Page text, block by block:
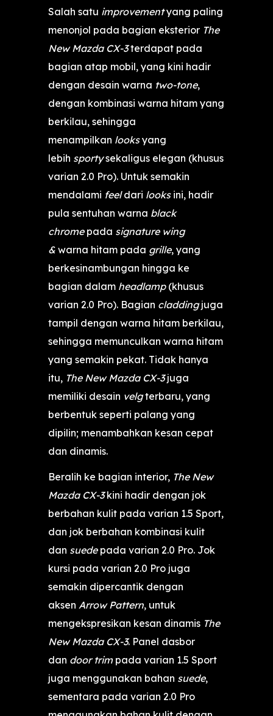
Salah satu improvementyang paling
menonjol pada bagian eksterior The
New Mazda CX-3terdapat pada
bagian atap mobil, yang kini hadir
dengan desain warna two-tone,
dengan kombinasi warna hitam yang
berkilau, sehingga
menampilkan looksyang
lebih sportysekaligus elegan (khusus
varian 2.0 Pro). Untuk semakin
mendalami feeldari looksini, hadir
pula sentuhan warna black
chromepada signature wing
& warna hitam pada grille, yang
berkesinambungan hingga ke
bagian dalam headlamp (khusus
varian 2.0 Pro). Bagian claddingjuga
tampil dengan warna hitam berkilau,
sehingga memunculkan warna hitam
yang semakin pekat. Tidak hanya
itu, The New Mazda CX-3juga
memiliki desain velgterbaru, yang
berbentuk seperti palang yang
dipilin; menambahkan kesan cepat
dan dinamis.
Beralih ke bagian interior, The New
Mazda CX-3kini hadir dengan jok
berbahan kulit pada varian 1.5 Sport,
dan jok berbahan kombinasi kulit
dan suedepada varian 2.0 Pro. Jok
kursi pada varian 2.0 Pro juga
semakin dipercantik dengan
aksen Arrow Pattern, untuk
mengekspresikan kesan dinamis The
New Mazda CX-3. Panel dasbor
dan door trimpada varian 1.5 Sport
juga menggunakan bahan suede,
sementara pada varian 2.0 Pro